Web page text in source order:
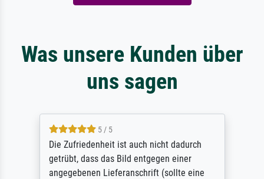
Was unsere Kunden über
uns sagen
5 / 5
Die Zufriedenheit ist auch nicht dadurch
getrübt, dass das Bild entgegen einer
angegebenen Lieferanschrift (sollte eine